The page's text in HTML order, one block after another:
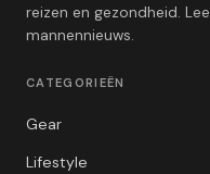
reizen en gezondheid.
mannennieuws.
CATEGORIEËN
Gear
Lifestyle